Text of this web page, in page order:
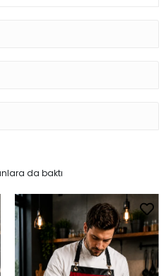
da baktı